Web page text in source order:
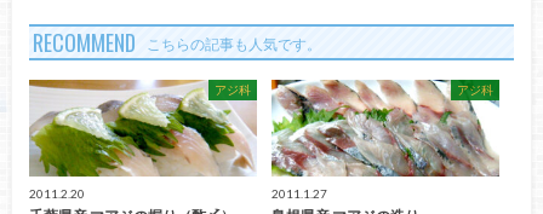
RECOMMEND こちらの記事も人気です。
アジ科
2011.2.20
アジ科
2011.1.27